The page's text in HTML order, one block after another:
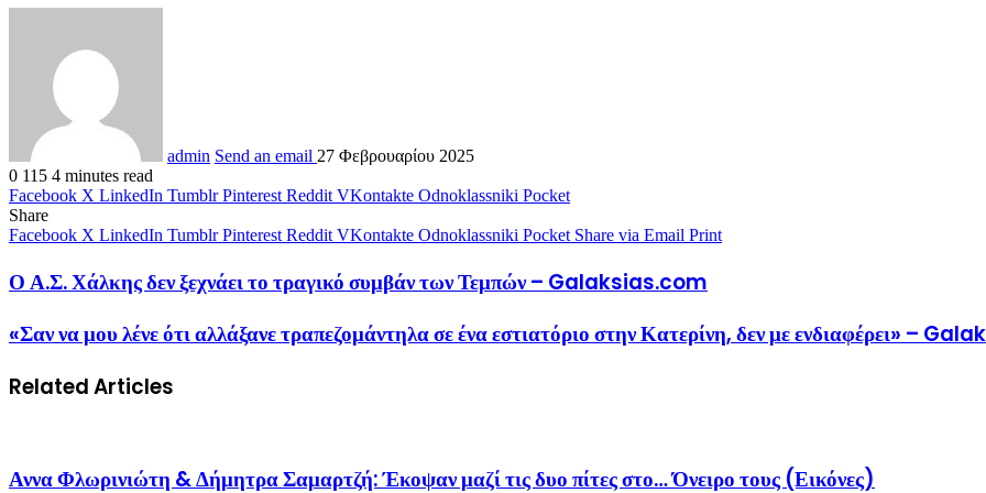
admin Send an email 27 Φεβρουαρίου 2025
0 115 4 minutes read
Facebook X LinkedIn Tumblr Pinterest Reddit VKontakte Odnoklassniki Pocket
Share
Facebook X LinkedIn Tumblr Pinterest Reddit VKontakte Odnoklassniki Pocket Share via Email Print
Ο Α.Σ. Χάλκης δεν ξεχνάει το τραγικό συμβάν των Τεμπών – Galaksias.com
«Σαν να μου λένε ότι αλλάξανε τραπεζομάντηλα σε ένα εστιατόριο στην Κατερίνη, δεν με ενδιαφέρει» –
Related Articles
Αννα Φλωρινιώτη & Δήμητρα Σαμαρτζή: Έκοψαν μαζί τις δυο πίτες στο… Όνειρο τους (Εικόνες)